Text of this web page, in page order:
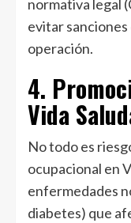
normativa legal
evitar
operación.
4.
Vida
No todo es
ocupacional en
enfermedades
diabetes) que